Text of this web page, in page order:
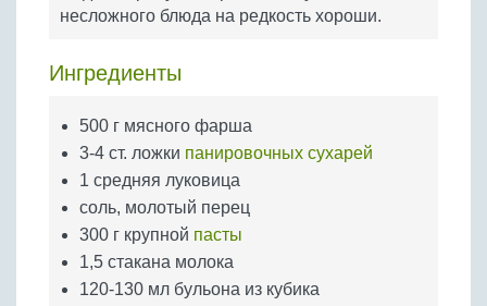
Бобовые
Крупы
несложного блюда на редкость хороши.
Ингредиенты
500 г мясного фарша
3-4 ст. ложки панировочных сухарей
1 средняя луковица
соль, молотый перец
300 г крупной пасты
1,5 стакана молока
120-130 мл бульона из кубика